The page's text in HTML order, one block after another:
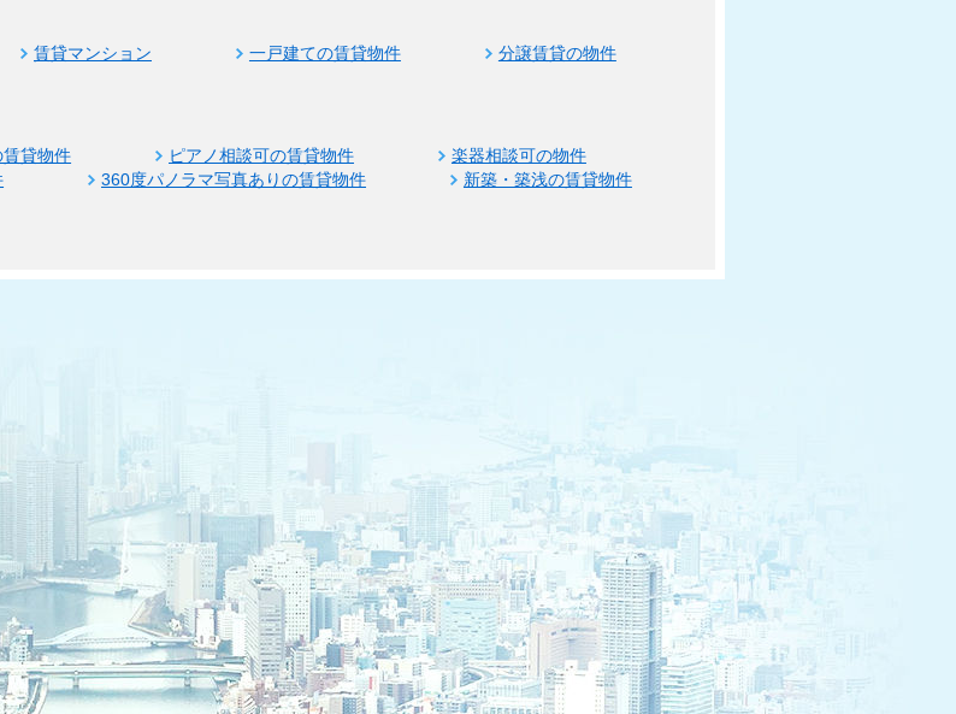
賃貸マンション 一戸建ての賃貸物件
分譲賃貸の物件
貸物件 ピアノ相談可の賃貸物件
楽器相談可の物件
360度パノラマ写真ありの賃貸物件
新築・築浅の賃貸物件